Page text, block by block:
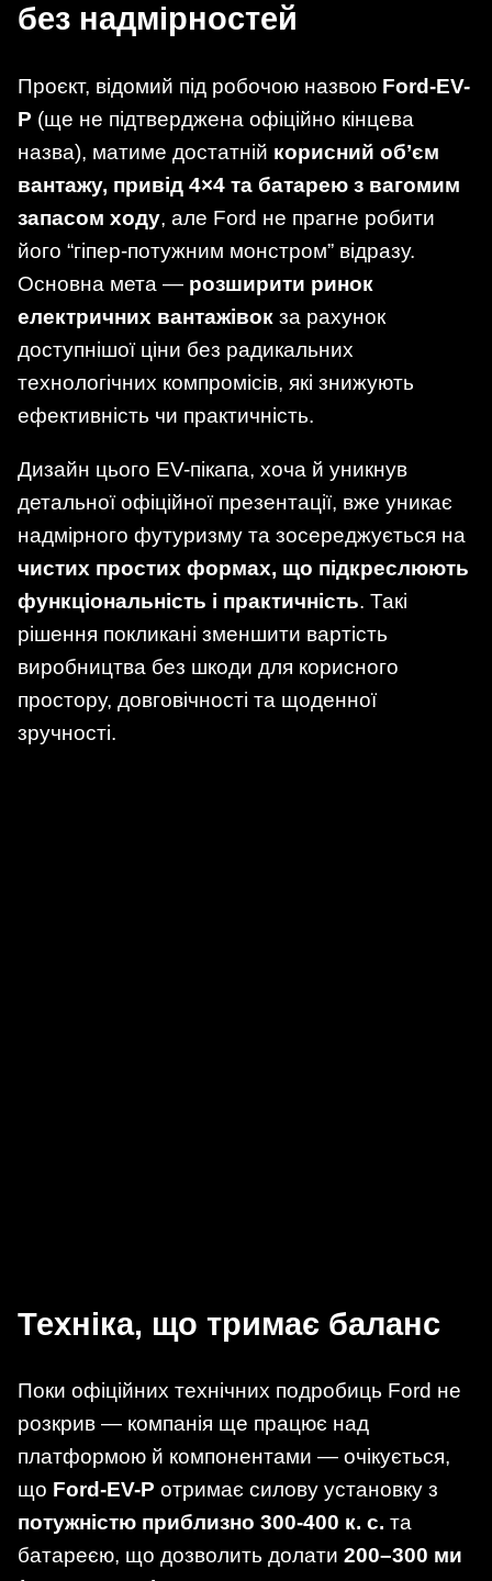
без надмірностей
Проєкт, відомий під робочою назвою Ford-EV-
P (ще не підтверджена офіційно кінцева
назва), матиме достатній корисний об’єм
вантажу, привід 4×4 та батарею з вагомим
запасом ходу, але Ford не прагне робити
його “гіпер-потужним монстром” відразу.
Основна мета — розширити ринок
електричних вантажівок за рахунок
доступнішої ціни без радикальних
технологічних компромісів, які знижують
ефективність чи практичність.
Дизайн цього EV-пікапа, хоча й уникнув
детальної офіційної презентації, вже уникає
надмірного футуризму та зосереджується на
чистих простих формах, що підкреслюють
функціональність і практичність. Такі
рішення покликані зменшити вартість
виробництва без шкоди для корисного
простору, довговічності та щоденної
зручності.
Техніка, що тримає баланс
Поки офіційних технічних подробиць Ford не
розкрив — компанія ще працює над
платформою й компонентами — очікується,
що Ford-EV-P отримає силову установку з
потужністю приблизно 300-400 к. с. та
батареєю, що дозволить долати 200–300 ми